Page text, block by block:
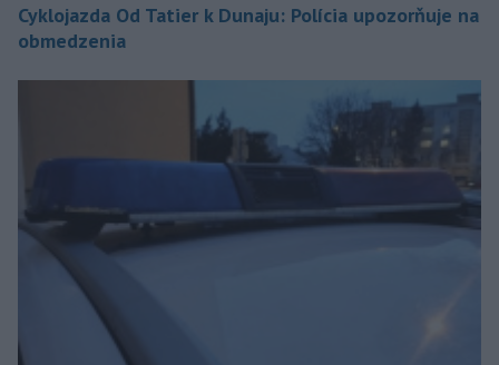
Cyklojazda Od Tatier k Dunaju: Polícia upozorňuje na
obmedzenia